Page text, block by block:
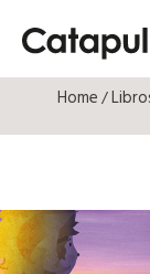
Home/